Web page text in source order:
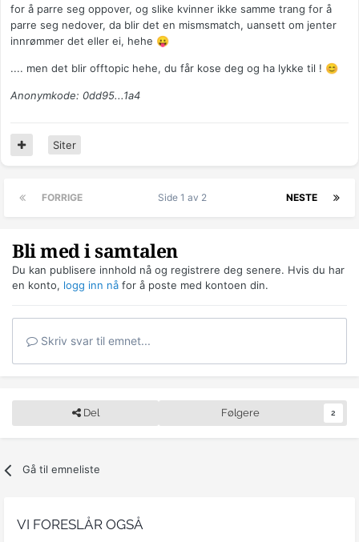
for å parre seg oppover, og slike kvinner ikke samme trang for å
parre seg nedover, da blir det en mismsmatch, uansett om jenter
innrømmer det eller ei, hehe 😛
.... men det blir offtopic hehe, du får kose deg og ha lykke til ! 😊
Anonymkode: 0dd95...1a4
Siter
FORRIGE NESTE
Side 1 av 2
Bli med i samtalen
Du kan publisere innhold nå og registrere deg senere. Hvis du har
en konto, logg inn nå for å poste med kontoen din.
Skriv svar til emnet...
Del Følgere 2
Gå til emneliste
VI FORESLÅR OGSÅ